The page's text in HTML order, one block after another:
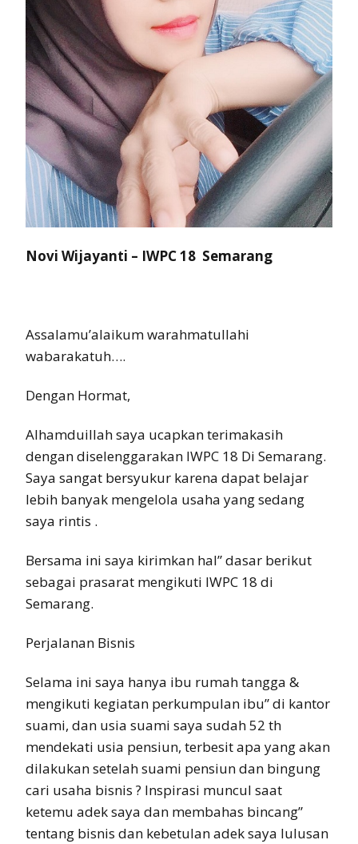
Novi Wijayanti – IWPC 18 Semarang
Assalamu’alaikum warahmatullahi
wabarakatuh….
Dengan Hormat,
Alhamduillah saya ucapkan terimakasih
dengan diselenggarakan IWPC 18 Di Semarang.
Saya sangat bersyukur karena dapat belajar
lebih banyak mengelola usaha yang sedang
saya rintis .
Bersama ini saya kirimkan hal” dasar berikut
sebagai prasarat mengikuti IWPC 18 di
Semarang.
Perjalanan Bisnis
Selama ini saya hanya ibu rumah tangga &
mengikuti kegiatan perkumpulan ibu” di kantor
suami, dan usia suami saya sudah 52 th
mendekati usia pensiun, terbesit apa yang akan
dilakukan setelah suami pensiun dan bingung
cari usaha bisnis ? Inspirasi muncul saat
ketemu adek saya dan membahas bincang”
tentang bisnis dan kebetulan adek saya lulusan